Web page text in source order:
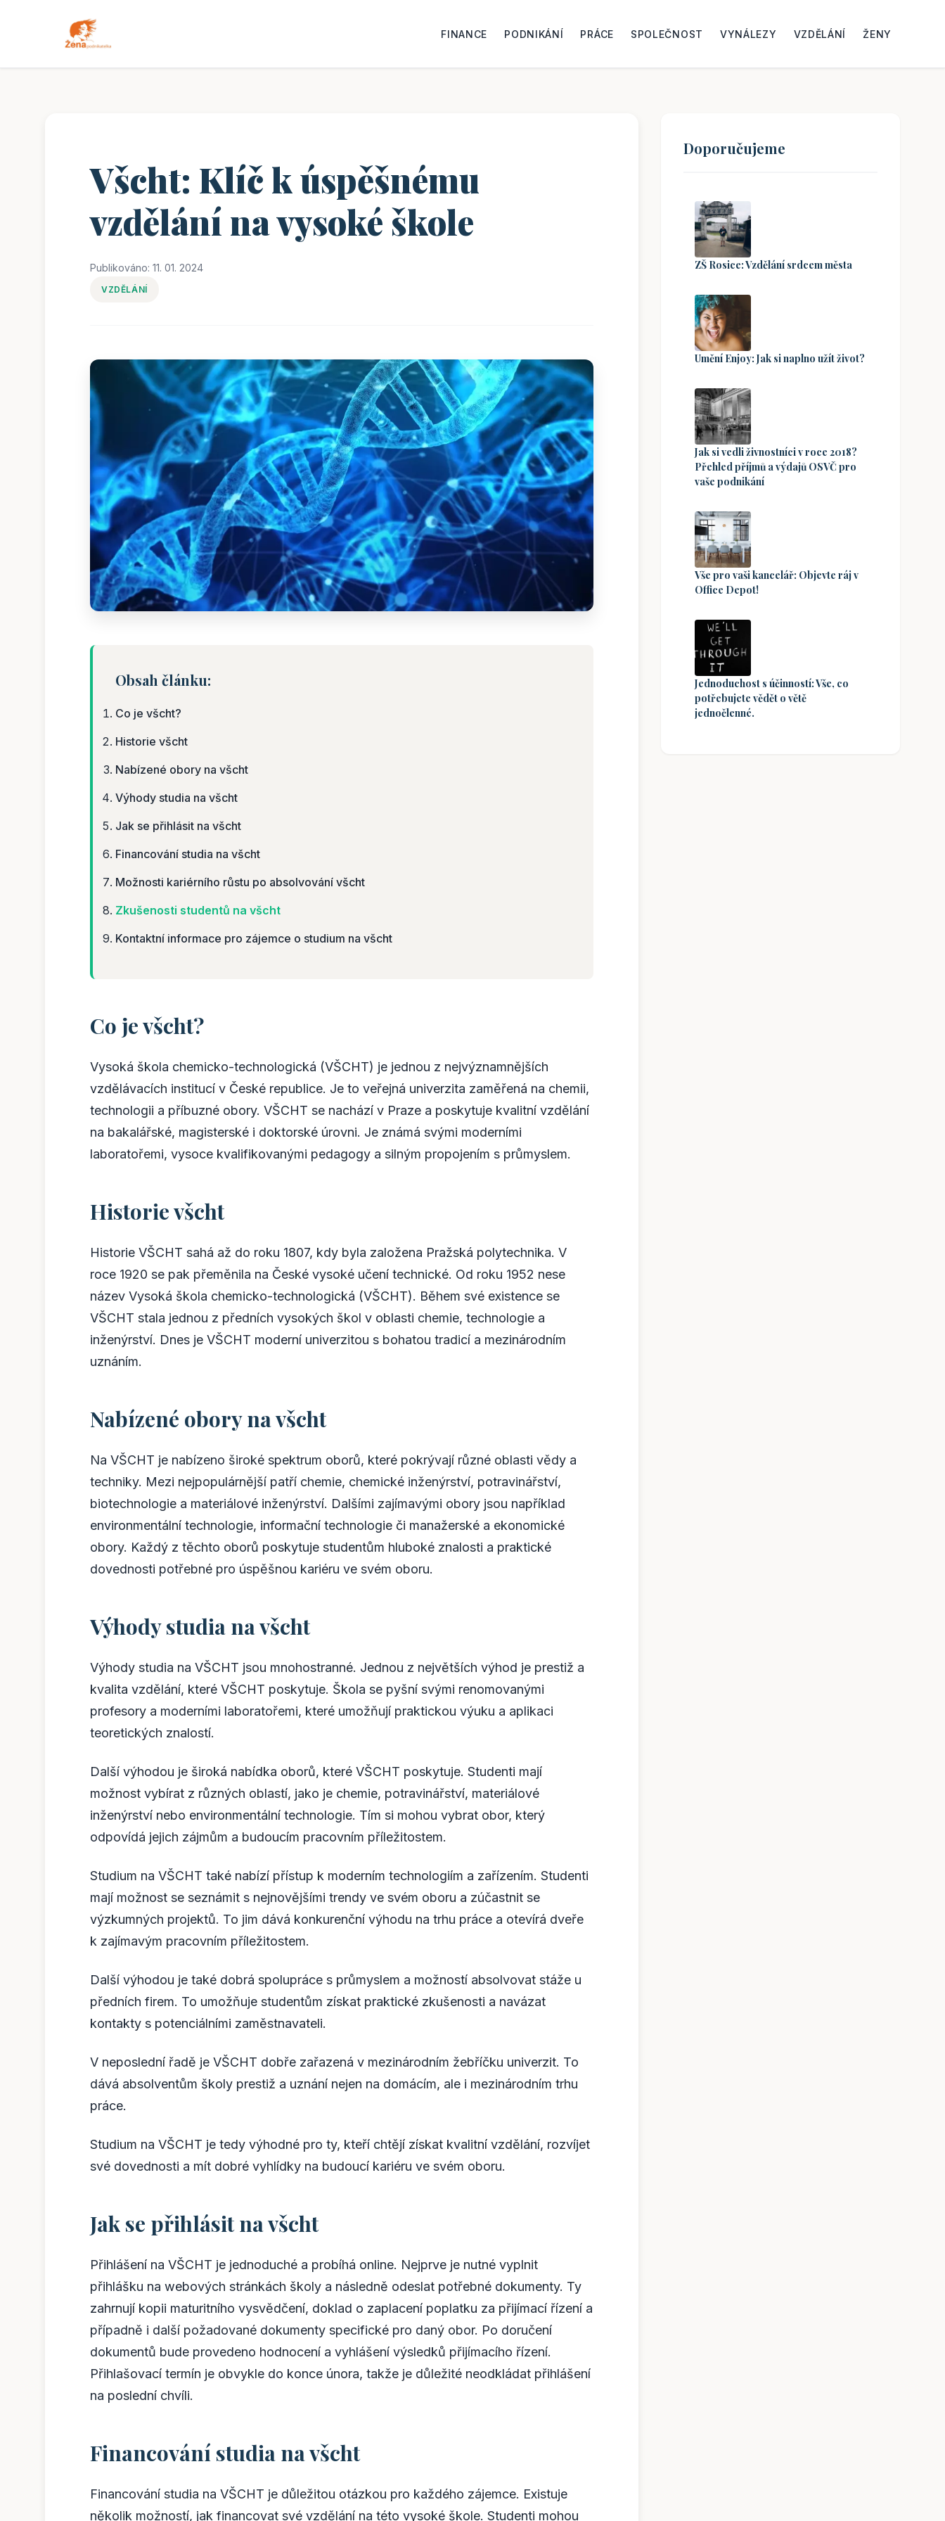
FINANCE PODNIKÁNÍ PRÁCE SPOLEČNOST VYNÁLEZY VZDĚLÁNÍ ŽENY
Všcht: Klíč k úspěšnému
vzdělání na vysoké škole
Publikováno: 11. 01. 2024
VZDĚLÁNÍ
Obsah článku:
Co je všcht?
Historie všcht
Nabízené obory na všcht
Výhody studia na všcht
Jak se přihlásit na všcht
Financování studia na všcht
Možnosti kariérního růstu po absolvování všcht
Zkušenosti studentů na všcht
Kontaktní informace pro zájemce o studium na všcht
Co je všcht?
Vysoká škola chemicko-technologická (VŠCHT) je jednou z nejvýznamnějších
vzdělávacích institucí v České republice. Je to veřejná univerzita zaměřená na chemii,
technologii a příbuzné obory. VŠCHT se nachází v Praze a poskytuje kvalitní vzdělání
na bakalářské, magisterské i doktorské úrovni. Je známá svými moderními
laboratořemi, vysoce kvalifikovanými pedagogy a silným propojením s průmyslem.
Historie všcht
Historie VŠCHT sahá až do roku 1807, kdy byla založena Pražská polytechnika. V
roce 1920 se pak přeměnila na České vysoké učení technické. Od roku 1952 nese
název Vysoká škola chemicko-technologická (VŠCHT). Během své existence se
VŠCHT stala jednou z předních vysokých škol v oblasti chemie, technologie a
inženýrství. Dnes je VŠCHT moderní univerzitou s bohatou tradicí a mezinárodním
uznáním.
Nabízené obory na všcht
Na VŠCHT je nabízeno široké spektrum oborů, které pokrývají různé oblasti vědy a
techniky. Mezi nejpopulárnější patří chemie, chemické inženýrství, potravinářství,
biotechnologie a materiálové inženýrství. Dalšími zajímavými obory jsou například
environmentální technologie, informační technologie či manažerské a ekonomické
obory. Každý z těchto oborů poskytuje studentům hluboké znalosti a praktické
dovednosti potřebné pro úspěšnou kariéru ve svém oboru.
Výhody studia na všcht
Výhody studia na VŠCHT jsou mnohostranné. Jednou z největších výhod je prestiž a
kvalita vzdělání, které VŠCHT poskytuje. Škola se pyšní svými renomovanými
profesory a moderními laboratořemi, které umožňují praktickou výuku a aplikaci
teoretických znalostí.
Další výhodou je široká nabídka oborů, které VŠCHT poskytuje. Studenti mají
možnost vybírat z různých oblastí, jako je chemie, potravinářství, materiálové
inženýrství nebo environmentální technologie. Tím si mohou vybrat obor, který
odpovídá jejich zájmům a budoucím pracovním příležitostem.
Studium na VŠCHT také nabízí přístup k moderním technologiím a zařízením. Studenti
mají možnost se seznámit s nejnovějšími trendy ve svém oboru a zúčastnit se
výzkumných projektů. To jim dává konkurenční výhodu na trhu práce a otevírá dveře
k zajímavým pracovním příležitostem.
Další výhodou je také dobrá spolupráce s průmyslem a možností absolvovat stáže u
předních firem. To umožňuje studentům získat praktické zkušenosti a navázat
kontakty s potenciálními zaměstnavateli.
V neposlední řadě je VŠCHT dobře zařazená v mezinárodním žebříčku univerzit. To
dává absolventům školy prestiž a uznání nejen na domácím, ale i mezinárodním trhu
práce.
Studium na VŠCHT je tedy výhodné pro ty, kteří chtějí získat kvalitní vzdělání, rozvíjet
své dovednosti a mít dobré vyhlídky na budoucí kariéru ve svém oboru.
Jak se přihlásit na všcht
Přihlášení na VŠCHT je jednoduché a probíhá online. Nejprve je nutné vyplnit
přihlášku na webových stránkách školy a následně odeslat potřebné dokumenty. Ty
zahrnují kopii maturitního vysvědčení, doklad o zaplacení poplatku za přijímací řízení a
případně i další požadované dokumenty specifické pro daný obor. Po doručení
dokumentů bude provedeno hodnocení a vyhlášení výsledků přijímacího řízení.
Přihlašovací termín je obvykle do konce února, takže je důležité neodkládat přihlášení
na poslední chvíli.
Financování studia na všcht
Financování studia na VŠCHT je důležitou otázkou pro každého zájemce. Existuje
několik možností, jak financovat své vzdělání na této vysoké škole. Studenti mohou
Doporučujeme
ZŠ Rosice: Vzdělání srdcem města
Umění Enjoy: Jak si naplno užít život?
Jak si vedli živnostníci v roce 2018?
Přehled příjmů a výdajů OSVČ pro
vaše podnikání
Vše pro vaši kancelář: Objevte ráj v
Office Depot!
Jednoduchost s účinností: Vše, co
potřebujete vědět o větě
jednočlenné.